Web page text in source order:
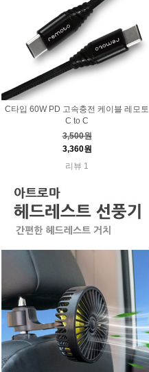
C타입 60W PD 고속충전 케이블 레모토
C to C
3,500원
3,360원
리뷰 1